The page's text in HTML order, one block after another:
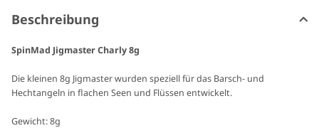
Beschreibung
SpinMad Jigmaster Charly 8g
Die kleinen 8g Jigmaster wurden speziell für das Barsch- und
Hechtangeln in flachen Seen und Flüssen entwickelt.
Gewicht: 8g